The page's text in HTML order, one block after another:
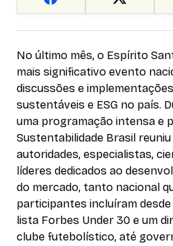
No último mês, o Espírito
mais significativo evento
discussões e
sustentáveis ​​e ESG no país.
uma programação intensa e
Sustentabilidade Brasil
autoridades, especialistas,
líderes dedicados ao
do mercado, tanto nacional
participantes incluíram
lista Forbes Under 30 e um
clube futebolístico, até